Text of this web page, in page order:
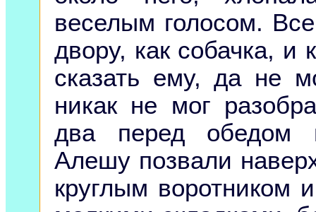
веселым голосом.
двору, как собачка, и
сказать ему, да не
никак не мог
два перед обедом
Алешу позвали
круглым воротником